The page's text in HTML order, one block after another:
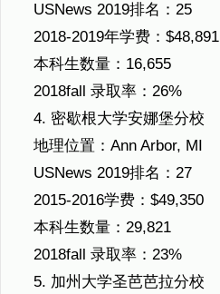
USNews 2019排名：25
2018-2019年学费：$48,891
本科生数量：16,655
2018fall 录取率：26%
4. 密歇根大学安娜堡分校
地理位置：Ann Arbor, MI
USNews 2019排名：27
2015-2016学费：$49,350
本科生数量：29,821
2018fall 录取率：23%
5. 加州大学圣芭芭拉分校